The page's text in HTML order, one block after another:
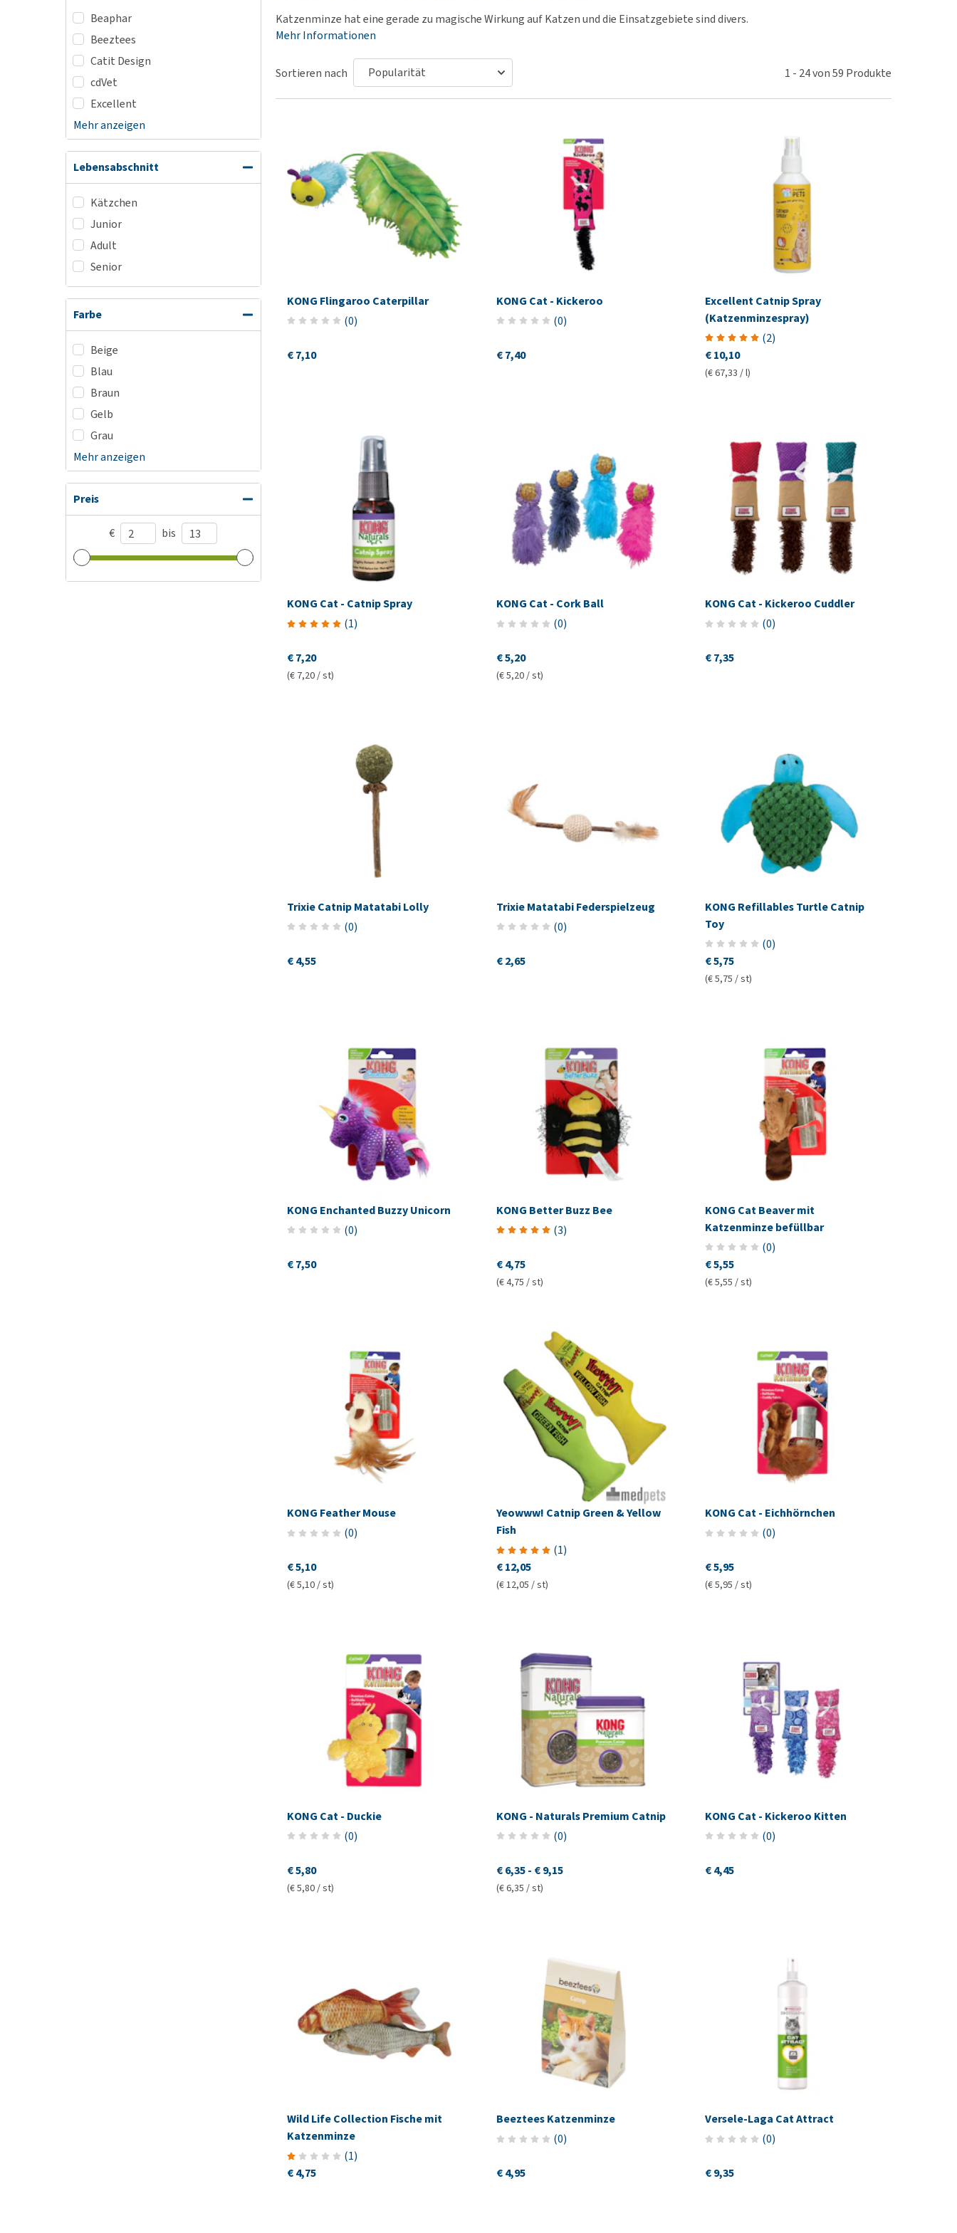
Alles ansehen
Training
Halter
Alles ansehen
Medizinisches Zubehör
Leberprobleme
Beaphar
Beeztees
Catit Design
cdVet
Excellent
Mehr anzeigen
Lebensabschnitt
Kätzchen
Junior
Adult
Senior
Farbe
Beige
Blau
Braun
Gelb
Grau
Mehr anzeigen
Preis
€ bis
Katzenminze hat eine gerade zu magische Wirkung auf Katzen und die Einsatzgebiete sind divers.
Mehr Informationen
Sortieren nach 1 - 24von59 Produkte
KONG Flingaroo Caterpillar
(0)
€ 7,10
KONG Cat - Kickeroo
(0)
€ 7,40
Excellent Catnip Spray
(Katzenminzespray)
(2)
€ 10,10
(€ 67,33 / l)
KONG Cat - Catnip Spray
(1)
€ 7,20
(€ 7,20 / st)
KONG Cat - Cork Ball
(0)
€ 5,20
(€ 5,20 / st)
KONG Cat - Kickeroo Cuddler
(0)
€ 7,35
Trixie Catnip Matatabi Lolly
(0)
€ 4,55
Trixie Matatabi Federspielzeug
(0)
€ 2,65
KONG Refillables Turtle Catnip
Toy
(0)
€ 5,75
(€ 5,75 / st)
KONG Enchanted Buzzy Unicorn
(0)
€ 7,50
KONG Better Buzz Bee
(3)
€ 4,75
(€ 4,75 / st)
KONG Cat Beaver mit
Katzenminze befüllbar
(0)
€ 5,55
(€ 5,55 / st)
KONG Feather Mouse
(0)
€ 5,10
(€ 5,10 / st)
Yeowww! Catnip Green & Yellow
Fish
(1)
€ 12,05
(€ 12,05 / st)
KONG Cat - Eichhörnchen
(0)
€ 5,95
(€ 5,95 / st)
KONG Cat - Duckie
(0)
€ 5,80
(€ 5,80 / st)
KONG - Naturals Premium Catnip
(0)
€ 6,35 - € 9,15
(€ 6,35 / st)
KONG Cat - Kickeroo Kitten
(0)
€ 4,45
Wild Life Collection Fische mit
Katzenminze
(1)
€ 4,75
Beeztees Katzenminze
(0)
€ 4,95
Versele-Laga Cat Attract
(0)
€ 9,35